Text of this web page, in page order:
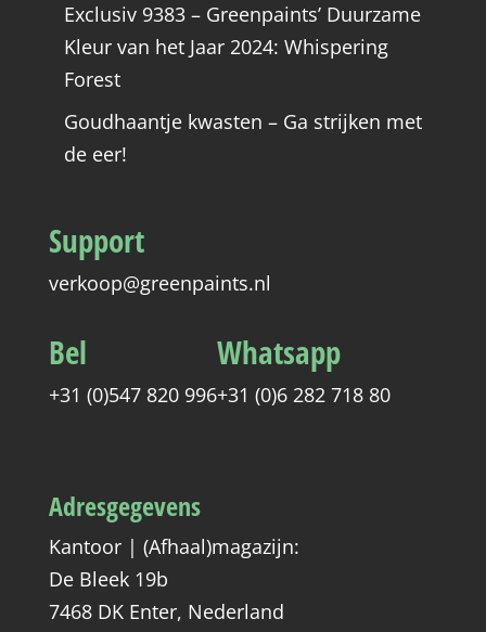
Exclusiv 9383 – Greenpaints’ Duurzame
Kleur van het Jaar 2024: Whispering
Forest
Goudhaantje kwasten – Ga strijken met
de eer!
Support
verkoop@greenpaints.nl
Bel
+31 (0)547 820 996
Whatsapp
+31 (0)6 282 718 80
Adresgegevens
Kantoor | (Afhaal)magazijn:
De Bleek 19b
7468 DK Enter, Nederland